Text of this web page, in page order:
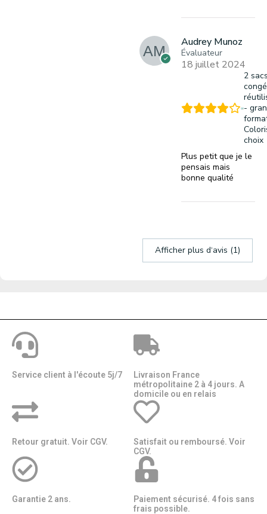
Audrey Munoz
Évaluateur
18 juillet 2024
2
-
choix
Plus petit que je le
pensais mais
bonne qualité
Afficher plus d‘avis (1)
Service client à l'écoute 5j/7
Livraison France
métropolitaine 2 à 4 jours. A
domicile ou en relais​​
Retour gratuit. Voir CGV.
Satisfait ou remboursé. Voir
CGV.
Garantie 2 ans.
Paiement sécurisé. 4 fois sans
frais possible.